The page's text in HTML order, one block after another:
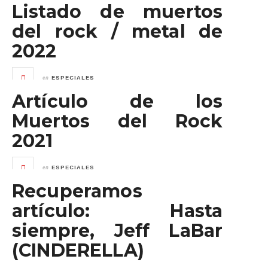
Listado de muertos
del rock / metal de
2022
en ESPECIALES
Artículo de los
Muertos del Rock
2021
en ESPECIALES
Recuperamos
artículo: Hasta
siempre, Jeff LaBar
(CINDERELLA)